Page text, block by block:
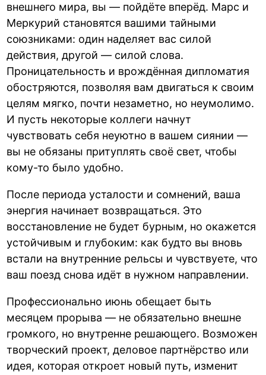
внешнего мира, вы — пойдёте вперёд. Марс и
Меркурий становятся вашими тайными
союзниками: один наделяет вас силой
действия, другой — силой слова.
Проницательность и врождённая дипломатия
обостряются, позволяя вам двигаться к своим
целям мягко, почти незаметно, но неумолимо.
И пусть некоторые коллеги начнут
чувствовать себя неуютно в вашем сиянии —
вы не обязаны притуплять своё свет, чтобы
кому-то было удобно.
После периода усталости и сомнений, ваша
энергия начинает возвращаться. Это
восстановление не будет бурным, но окажется
устойчивым и глубоким: как будто вы вновь
встали на внутренние рельсы и чувствуете, что
ваш поезд снова идёт в нужном направлении.
Профессионально июнь обещает быть
месяцем прорыва — не обязательно внешне
громкого, но внутренне решающего. Возможен
творческий проект, деловое партнёрство или
идея, которая откроет новый путь, изменит